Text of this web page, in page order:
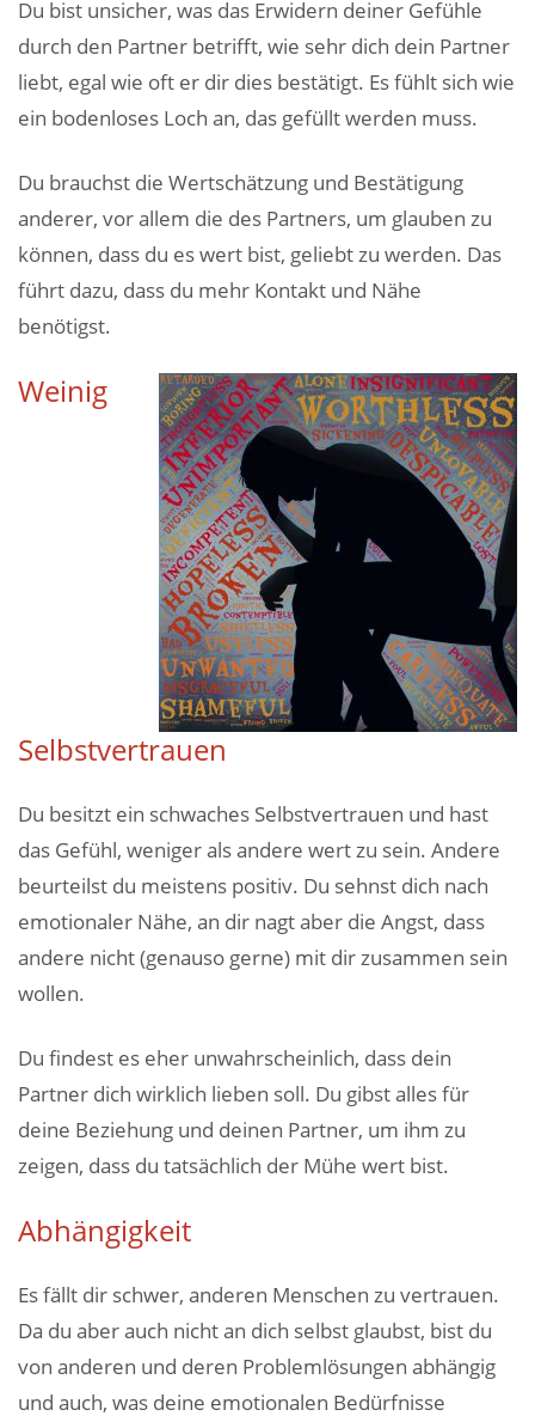
Du bist unsicher, was das Erwidern deiner Gefühle
durch den Partner betrifft, wie sehr dich dein Partner
liebt, egal wie oft er dir dies bestätigt. Es fühlt sich wie
ein bodenloses Loch an, das gefüllt werden muss.
Du brauchst die Wertschätzung und Bestätigung
anderer, vor allem die des Partners, um glauben zu
können, dass du es wert bist, geliebt zu werden. Das
führt dazu, dass du mehr Kontakt und Nähe
benötigst.
Weinig
Selbstvertrauen
Du besitzt ein schwaches Selbstvertrauen und hast
das Gefühl, weniger als andere wert zu sein. Andere
beurteilst du meistens positiv. Du sehnst dich nach
emotionaler Nähe, an dir nagt aber die Angst, dass
andere nicht (genauso gerne) mit dir zusammen sein
wollen.
Du findest es eher unwahrscheinlich, dass dein
Partner dich wirklich lieben soll. Du gibst alles für
deine Beziehung und deinen Partner, um ihm zu
zeigen, dass du tatsächlich der Mühe wert bist.
Abhängigkeit
Es fällt dir schwer, anderen Menschen zu vertrauen.
Da du aber auch nicht an dich selbst glaubst, bist du
von anderen und deren Problemlösungen abhängig
und auch, was deine emotionalen Bedürfnisse